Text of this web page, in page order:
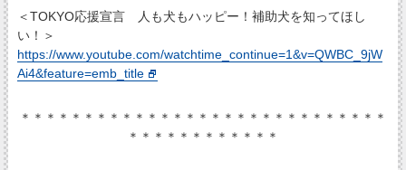
＜TOKYO応援宣言 人も犬もハッピー！補助犬を知ってほし
い！＞
https://www.youtube.com/watchtime_continue=1&v=QWBC_9jW
Ai4&feature=emb_title
＊＊＊＊＊＊＊＊＊＊＊＊＊＊＊＊＊＊＊＊＊＊＊＊＊＊＊＊＊
＊＊＊＊＊＊＊＊＊＊＊＊